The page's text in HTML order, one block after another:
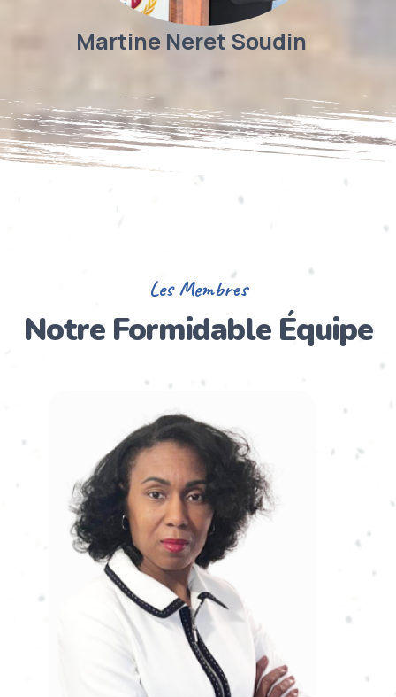
Martine Neret Soudin
Les Membres
Notre Formidable Équipe